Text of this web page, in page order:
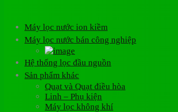
Máy lọc nước ion kiềm
Máy lọc nước bán công nghiệp
Hệ thống lọc đầu nguồn
Sản phẩm khác
Quạt và Quạt điều hòa
Linh – Phụ kiện
Máy lọc không khí